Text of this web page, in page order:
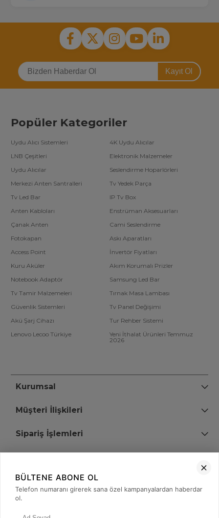
Kayıt Ol
Popüler Kategoriler
Uydu Alıcı Sistemleri
4K Uydu Alıcılar
LNB Çeşitleri
Elektronik Malzemeler
Uydu Alıcılar
Seslendirme Hoparlörleri
Merkezi Anten Santralleri
Tv Yedek Parça
Tv Led Bar
IP Tv Box
Anten Kabloları
Enstrüman Aksesuarları
Çanak Anten
Cami Seslendirme
Fotokapan
Askı Aparatları
Access Point
İnvertör Fiyatları
Kuru Aküler
Akım Korumalı Prizler
Notebook Adaptör
Samsung Led Bar
Tv Tamir Malzemeleri
Tırnak Masa Lambası
Güvenlik Sistemleri
Tv Panel Değişimi
Akü Şarj Cihazı
Tur Rehber Sistemi
Lenovo Lecoo Türkiye
Yeni İthalat Ürünleri Temmuz
2026
Kurumsal
Müşteri İlişkileri
Sipariş İşlemleri
+90 (850) 473 08 08
BÜLTENE ABONE OL
Telefon numaranı girerek sana özel kampanyalardan haberdar
ol.